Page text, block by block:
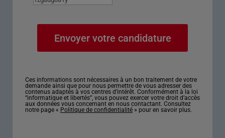
Ces informations sont nécessaires à un bon traitement de votre
demande ainsi que pour nous permettre de vous adresser des
contenus adaptés à vos centres d’intérêt. Conformément à la loi
“informatique et libertés”, vous pouvez exercer votre droit d’accès
aux données vous concernant en nous contactant. Consultez
notre page « Politique de confidentialité » pour en savoir plus.